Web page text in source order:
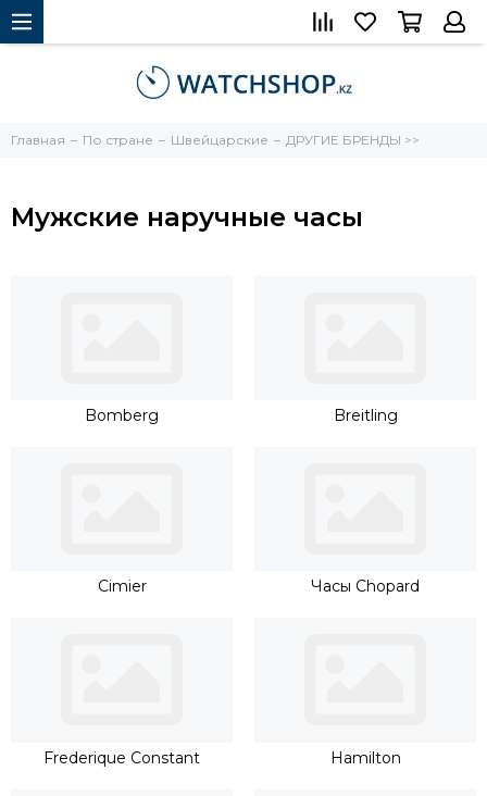
Главная По стране Швейцарские ДРУГИЕ БРЕНДЫ >>
Мужские наручные часы
Bomberg Breitling
Cimier Часы Chopard
Frederique Constant Hamilton